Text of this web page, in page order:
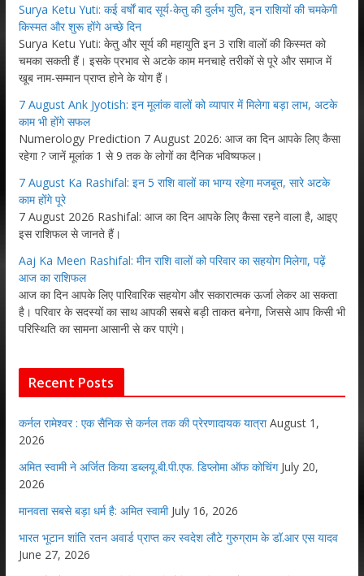
Surya Ketu Yuti: कई वर्षों बाद सूर्य-केतु की दुर्लभ युति, इन राशियों की चमकेगी
किस्मत और शुरू होंगे अच्छे दिन
Surya Ketu Yuti: केतु और सूर्य की महायुति इन 3 राशि वालों की किस्मत को
चमका सकती हैं। इसके प्रभाव से अटके काम मनचाहे तरीकों से पूरे और समाज में
खूब नाम-सम्मान प्राप्त होने के योग हैं।
7 August Ank Jyotish: इन मूलांक वालों को व्यापार में मिलेगा बड़ा लाभ, अटके
काम भी होंगे सफल
Numerology Prediction 7 August 2026: आज का दिन आपके लिए कैसा
रहेगा ? जानें मूलांक 1 से 9 तक के लोगों का दैनिक भविष्यफल।
7 August Ka Rashifal: इन 5 राशि वालों का भाग्य रहेगा मजबूत, सारे अटके
काम होंगे पूरे
7 August 2026 Rashifal: आज का दिन आपके लिए कैसा रहने वाला है, आइए
इस राशिफल से जानते हैं।
Aaj Ka Meen Rashifal: मीन राशि वालों को परिवार का सहयोग मिलेगा, पढ़ें
आज का राशिफल
आज का दिन आपके लिए पारिवारिक सहयोग और सकारात्मक ऊर्जा लेकर आ सकता
है। परिवार के सदस्यों का साथ आपकी सबसे बड़ी ताकत बनेगा, जिससे आप किसी भी
परिस्थिति का सामना आसानी से कर पाएंगे।
Recent Posts
कर्नल रामेश्वर : एक सैनिक से कर्नल तक की प्रेरणादायक यात्रा August 1,
2026
अमित स्वामी ने अर्जित किया डब्लयू.बी.पी.एफ. डिप्लोमा ऑफ कोचिंग July 20,
2026
मानवता सबसे बड़ा धर्म है: अमित स्वामी July 16, 2026
भारत भूटान शांति रतन अवार्ड प्राप्त कर स्वदेश लौटे गुरुग्राम के डॉ.आर एस यादव
June 27, 2026